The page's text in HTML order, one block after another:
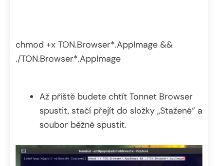
chmod +x TON.Browser*.AppImage &&
./TON.Browser*.AppImage
Až příště budete chtít Tonnet Browser
spustit, stačí přejít do složky „Stažené“ a
soubor běžně spustit.